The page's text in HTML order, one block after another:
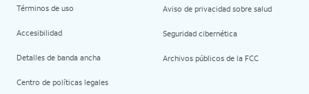
Términos de uso
Accesibilidad
Detalles de banda ancha
Centro de políticas legales
Aviso de privacidad sobre salud
Seguridad cibernética
Archivos públicos de la FCC